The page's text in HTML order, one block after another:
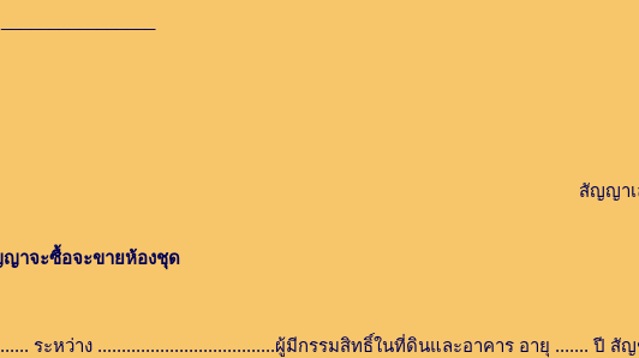
สัญญาเ
าจะซื้อจะขายห้องชุด
ะหว่าง .....................................ผู้มีกรรมสิทธิ์ในที่ดินและอาคาร อายุ ....... ปี สั